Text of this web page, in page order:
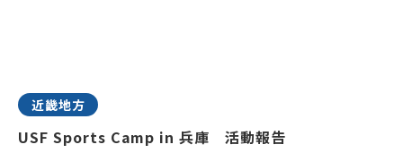
近畿地方
USF Sports Camp in 兵庫 活動報告